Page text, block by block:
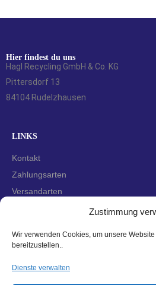
Zustimmung
Wir verwenden Cookies, um unsere
bereitzustellen..
Dienste verwalten
Hier findest du uns
Hagl Recycling GmbH & Co. KG
Pittersdorf 13
84104 Rudelzhausen
LINKS
Kontakt
Zahlungsarten
Versandarten
Datenschutzerklärung
Cookie-Richtlinie (EU)